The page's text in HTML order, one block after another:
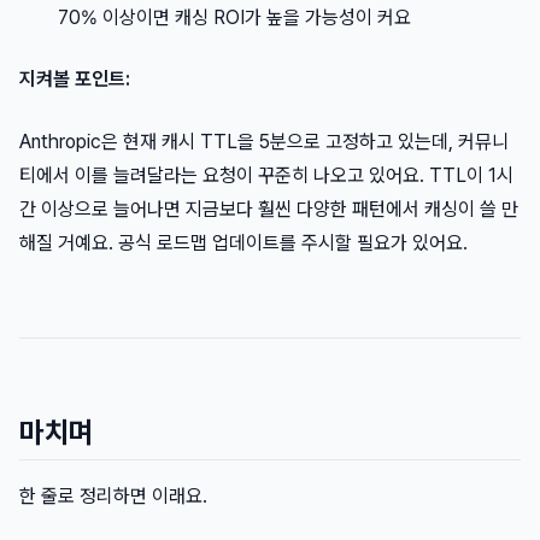
70% 이상이면 캐싱 ROI가 높을 가능성이 커요
지켜볼 포인트:
Anthropic은 현재 캐시 TTL을 5분으로 고정하고 있는데, 커뮤니
티에서 이를 늘려달라는 요청이 꾸준히 나오고 있어요. TTL이 1시
간 이상으로 늘어나면 지금보다 훨씬 다양한 패턴에서 캐싱이 쓸 만
해질 거예요. 공식 로드맵 업데이트를 주시할 필요가 있어요.
마치며
한 줄로 정리하면 이래요.